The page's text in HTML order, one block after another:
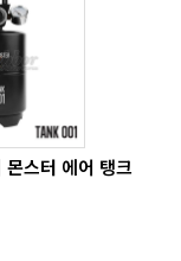
스터 에어 탱크